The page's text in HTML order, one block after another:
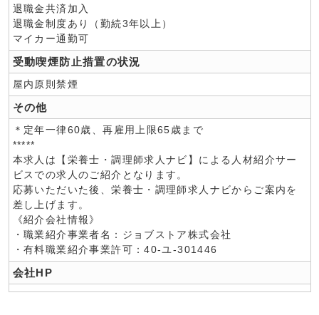
退職金共済加入
退職金制度あり（勤続3年以上）
マイカー通勤可
受動喫煙防止措置の状況
屋内原則禁煙
その他
＊定年一律60歳、再雇用上限65歳まで
*****
本求人は【栄養士・調理師求人ナビ】による人材紹介サー
ビスでの求人のご紹介となります。
応募いただいた後、栄養士・調理師求人ナビからご案内を
差し上げます。
《紹介会社情報》
・職業紹介事業者名：ジョブストア株式会社
・有料職業紹介事業許可：40-ユ-301446
会社HP